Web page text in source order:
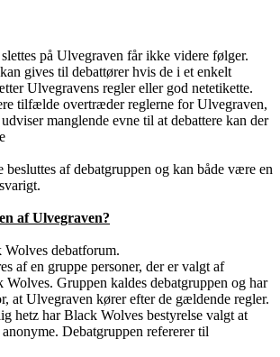
på Ulvegraven får ikke videre følger.
gives til debattører hvis de i et enkelt
Ulvegravens regler eller god netetikette.
tilfælde overtræder reglerne for Ulvegraven,
manglende evne til at debattere kan der
af debatgruppen og kan både være en
af Ulvegraven?
debatforum.
af en gruppe personer, der er valgt af
Wolves. Gruppen kaldes debatgruppen og har
at Ulvegraven kører efter de gældende regler.
hetz har Black Wolves bestyrelse valgt at
Debatgruppen refererer til